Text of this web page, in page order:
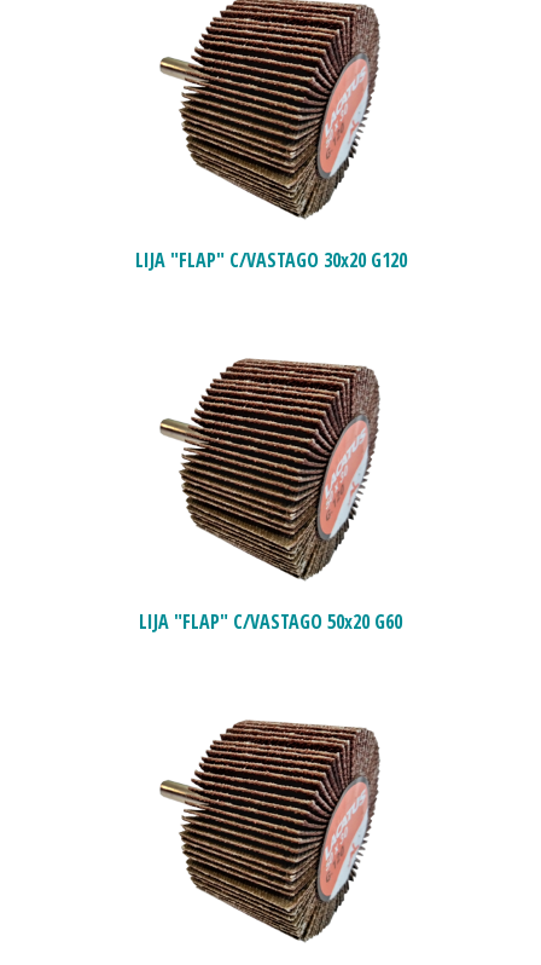
LIJA "FLAP" C/VASTAGO 30x20 G120
LIJA "FLAP" C/VASTAGO 50x20 G60